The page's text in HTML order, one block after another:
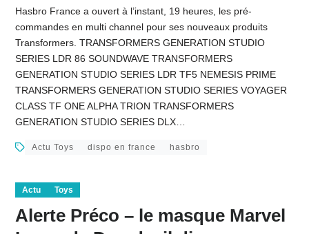
Hasbro France a ouvert à l’instant, 19 heures, les pré-
commandes en multi channel pour ses nouveaux produits
Transformers. TRANSFORMERS GENERATION STUDIO
SERIES LDR 86 SOUNDWAVE TRANSFORMERS
GENERATION STUDIO SERIES LDR TF5 NEMESIS PRIME
TRANSFORMERS GENERATION STUDIO SERIES VOYAGER
CLASS TF ONE ALPHA TRION TRANSFORMERS
GENERATION STUDIO SERIES DLX…
Actu Toys dispo en france hasbro
Actu Toys
Alerte Préco – le masque Marvel